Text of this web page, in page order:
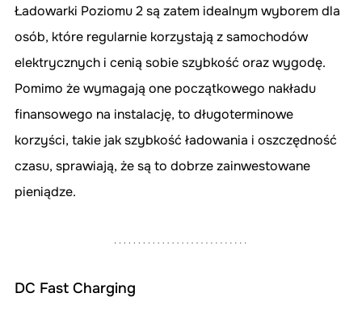
Ładowarki Poziomu 2 są zatem idealnym wyborem dla
osób, które regularnie korzystają z samochodów
elektrycznych i cenią sobie szybkość oraz wygodę.
Pomimo że wymagają one początkowego nakładu
finansowego na instalację, to długoterminowe
korzyści, takie jak szybkość ładowania i oszczędność
czasu, sprawiają, że są to dobrze zainwestowane
pieniądze.
DC Fast Charging